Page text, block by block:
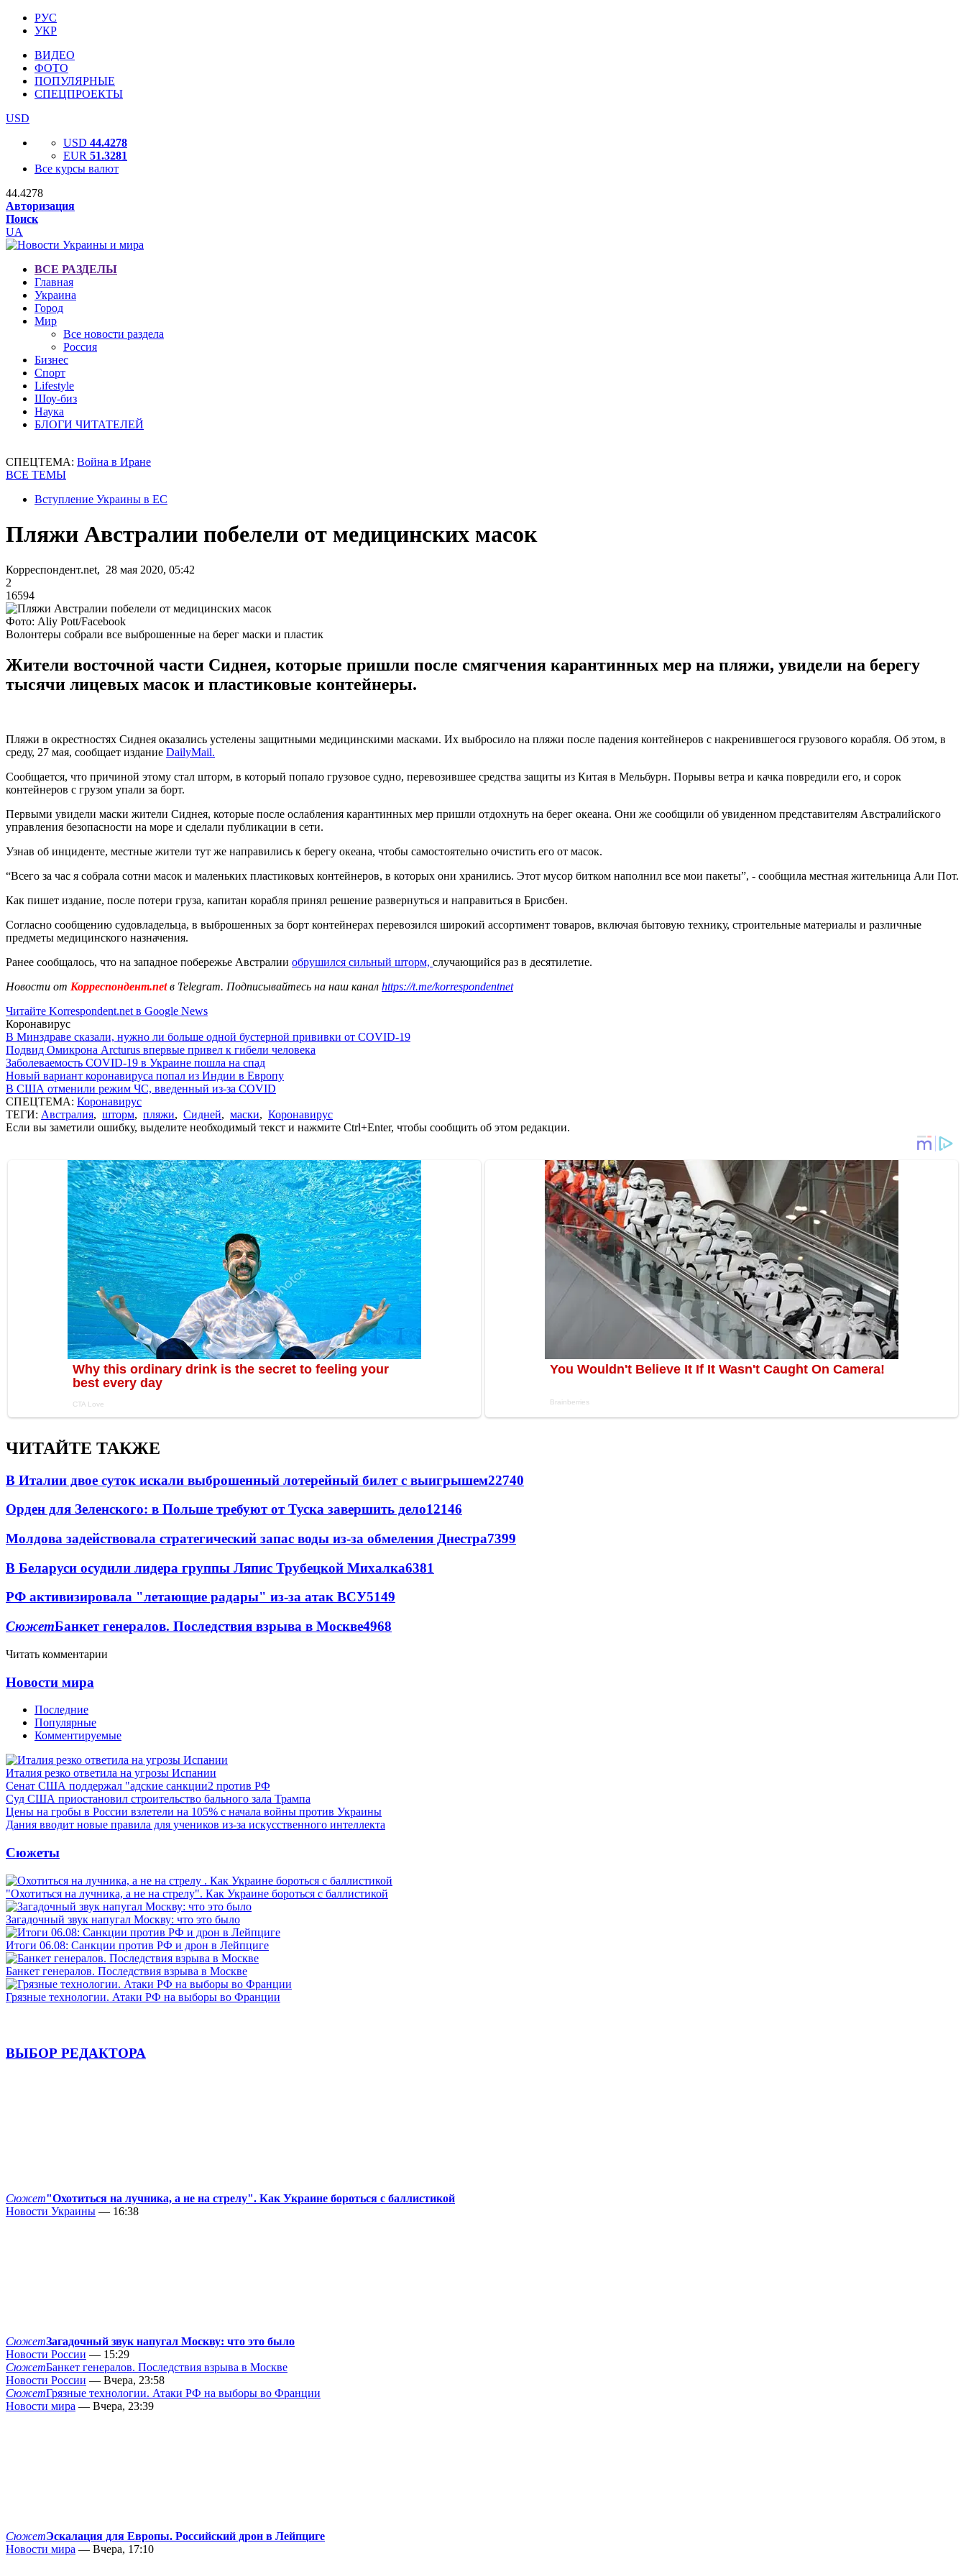
РУС
УКР
ВИДЕО
ФОТО
ПОПУЛЯРНЫЕ
СПЕЦПРОЕКТЫ
USD
USD 44.4278
EUR 51.3281
Все курсы валют
44.4278
Авторизация
Поиск
UA
ВСЕ РАЗДЕЛЫ
Главная
Украина
Город
Мир
Все новости раздела
Россия
Бизнес
Спорт
Lifestyle
Шоу-биз
Наука
БЛОГИ ЧИТАТЕЛЕЙ
СПЕЦТЕМА: Война в Иране
ВСЕ ТЕМЫ
Вступление Украины в ЕС
Пляжи Австралии побелели от медицинских масок
Корреспондент.net, 28 мая 2020, 05:42
2
16594
Фото: Aliy Pott/Facebook
Волонтеры собрали все выброшенные на берег маски и пластик
Жители восточной части Сиднея, которые пришли после смягчения карантинных мер на пляжи, увидели на берегу
тысячи лицевых масок и пластиковые контейнеры.
Пляжи в окрестностях Сиднея оказались устелены защитными медицинскими масками. Их выбросило на пляжи после падения контейнеров с накренившегося грузового корабля. Об этом, в
среду, 27 мая, сообщает издание DailyMail.
Сообщается, что причиной этому стал шторм, в который попало грузовое судно, перевозившее средства защиты из Китая в Мельбурн. Порывы ветра и качка повредили его, и сорок
контейнеров с грузом упали за борт.
Первыми увидели маски жители Сиднея, которые после ослабления карантинных мер пришли отдохнуть на берег океана. Они же сообщили об увиденном представителям Австралийского
управления безопасности на море и сделали публикации в сети.
Узнав об инциденте, местные жители тут же направились к берегу океана, чтобы самостоятельно очистить его от масок.
“Всего за час я собрала сотни масок и маленьких пластиковых контейнеров, в которых они хранились. Этот мусор битком наполнил все мои пакеты”, - сообщила местная жительница Али Пот.
Как пишет издание, после потери груза, капитан корабля принял решение развернуться и направиться в Брисбен.
Согласно сообщению судовладельца, в выброшенных за борт контейнерах перевозился широкий ассортимент товаров, включая бытовую технику, строительные материалы и различные
предметы медицинского назначения.
Ранее сообщалось, что на западное побережье Австралии обрушился сильный шторм, случающийся раз в десятилетие.
Новости от Корреспондент.netв Telegram. Подписывайтесь на наш канал https://t.me/korrespondentnet
Читайте Korrespondent.net в Google News
Коронавирус
В Минздраве сказали, нужно ли больше одной бустерной прививки от COVID-19
Подвид Омикрона Arcturus впервые привел к гибели человека
Заболеваемость COVID-19 в Украине пошла на спад
Новый вариант коронавируса попал из Индии в Европу
В США отменили режим ЧС, введенный из-за COVID
СПЕЦТЕМА: Коронавирус
ТЕГИ: Австралия, шторм, пляжи, Сидней, маски, Коронавирус
Если вы заметили ошибку, выделите необходимый текст и нажмите Ctrl+Enter, чтобы сообщить об этом редакции.
ЧИТАЙТЕ ТАКЖЕ
В Италии двое суток искали выброшенный лотерейный билет с выигрышем22740
Орден для Зеленского: в Польше требуют от Туска завершить дело12146
Молдова задействовала стратегический запас воды из-за обмеления Днестра7399
В Беларуси осудили лидера группы Ляпис Трубецкой Михалка6381
РФ активизировала "летающие радары" из-за атак ВСУ5149
СюжетБанкет генералов. Последствия взрыва в Москве4968
Читать комментарии
Новости мира
Последние
Популярные
Комментируемые
Италия резко ответила на угрозы Испании
Сенат США поддержал "адские санкции2 против РФ
Суд США приостановил строительство бального зала Трампа
Цены на гробы в России взлетели на 105% с начала войны против Украины
Дания вводит новые правила для учеников из-за искусственного интеллекта
Сюжеты
"Охотиться на лучника, а не на стрелу". Как Украине бороться с баллистикой
Загадочный звук напугал Москву: что это было
Итоги 06.08: Санкции против РФ и дрон в Лейпциге
Банкет генералов. Последствия взрыва в Москве
Грязные технологии. Атаки РФ на выборы во Франции
ВЫБОР РЕДАКТОРА
Сюжет"Охотиться на лучника, а не на стрелу". Как Украине бороться с баллистикой
Новости Украины — 16:38
СюжетЗагадочный звук напугал Москву: что это было
Новости России — 15:29
СюжетБанкет генералов. Последствия взрыва в Москве
Новости России — Вчера, 23:58
СюжетГрязные технологии. Атаки РФ на выборы во Франции
Новости мира — Вчера, 23:39
СюжетЭскалация для Европы. Российский дрон в Лейпциге
Новости мира — Вчера, 17:10